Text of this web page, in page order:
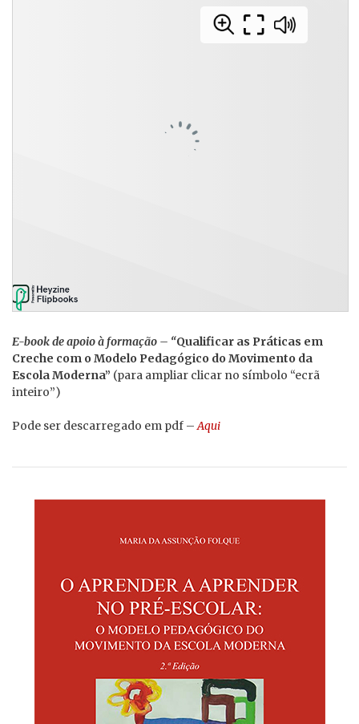
E-book de apoio à formação – “Qualificar as Práticas em
Creche com o Modelo Pedagógico do Movimento da
Escola Moderna” (para ampliar clicar no símbolo “ecrã
inteiro”)
Pode ser descarregado em pdf –Aqui